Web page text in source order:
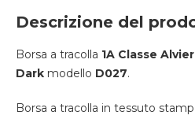
Descrizione del
Borsa a tracolla 1A Classe
Dark modello D027.
Borsa a tracolla in tessuto